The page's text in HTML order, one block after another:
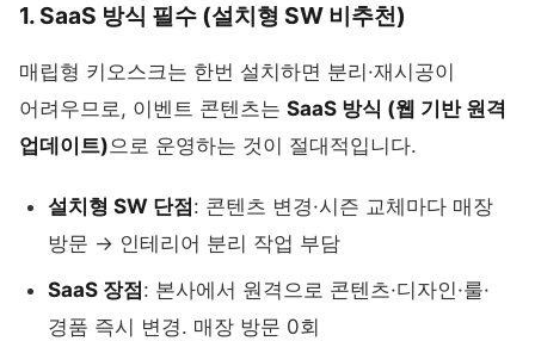
1. SaaS 방식 필수 (설치형 SW 비추천)
매립형 키오스크는 한번 설치하면 분리·재시공이
어려우므로, 이벤트 콘텐츠는 SaaS 방식 (웹 기반 원격
업데이트)으로 운영하는 것이 절대적입니다.
설치형 SW 단점: 콘텐츠 변경·시즌 교체마다 매장
방문 → 인테리어 분리 작업 부담
SaaS 장점: 본사에서 원격으로 콘텐츠·디자인·룰·
경품 즉시 변경. 매장 방문 0회